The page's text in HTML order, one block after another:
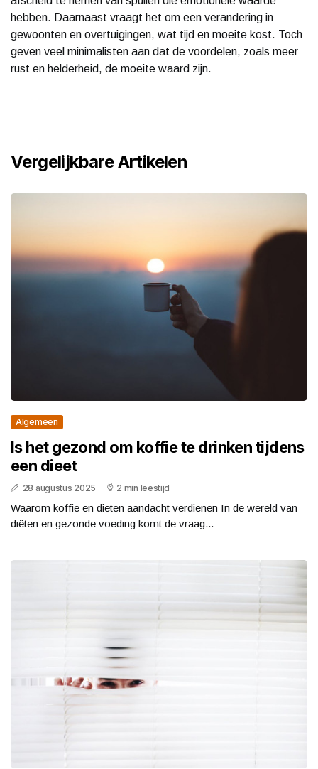
hebben. Daarnaast vraagt het om een verandering in
gewoonten en overtuigingen, wat tijd en moeite kost. Toch
geven veel minimalisten aan dat de voordelen, zoals meer
rust en helderheid, de moeite waard zijn.
Vergelijkbare Artikelen
Algemeen
Is het gezond om koffie te drinken tijdens
een dieet
28 augustus 2025 2 min leestijd
Waarom koffie en diëten aandacht verdienen In de wereld van
diëten en gezonde voeding komt de vraag...